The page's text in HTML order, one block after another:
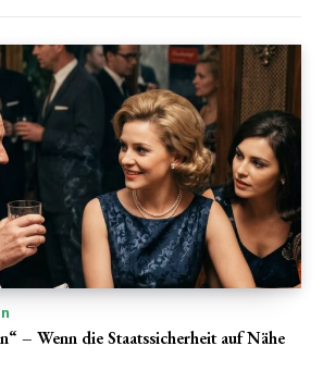
– Wenn die Staatssicherheit auf Nähe